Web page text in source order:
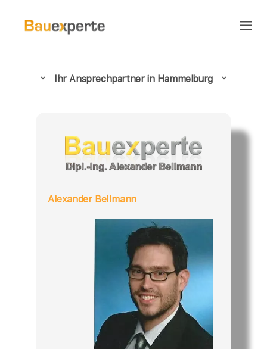
Ihr Ansprechpartner in Hammelburg
Alexander Bellmann